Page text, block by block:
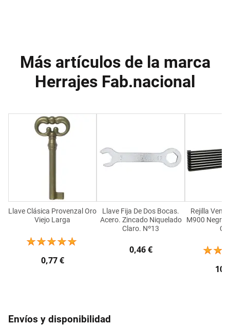
Más artículos de la marca
Herrajes Fab.nacional
Llave Clásica Provenzal Oro
Viejo Larga
0,77 €
Llave Fija De Dos Bocas.
Acero. Zincado Niquelado
Claro. Nº13
0,46 €
Rejilla
M900 Negro
Envíos y disponibilidad